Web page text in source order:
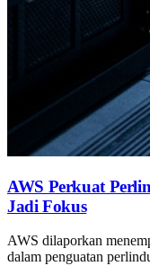
AWS Perkuat
Jadi Fokus
AWS dilaporkan
dalam penguatan